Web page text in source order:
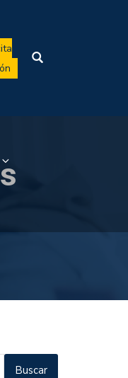
Buscar